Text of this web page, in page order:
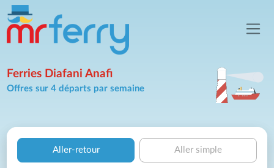
Ferries Diafani Anafi
Offres sur 4 départs par semaine
Aller-retour Aller simple